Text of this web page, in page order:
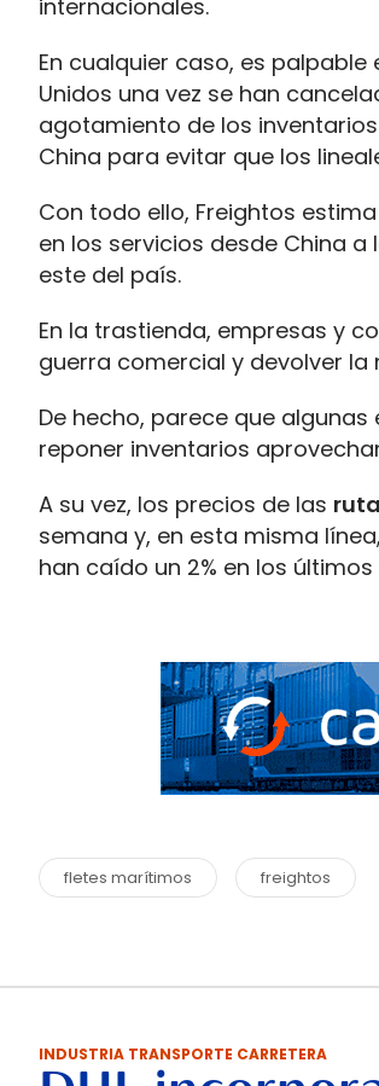
internacionales.
En cualquier caso, es palpable
Unidos una vez se han
agotamiento de los
China para evitar que los
Con todo ello, Freightos
en los servicios desde China
este del país.
En la trastienda, empresas y
guerra comercial y devolver
De hecho, parece que
reponer inventarios
A su vez, los precios de las
semana y, en esta misma
han caído un 2% en los
fletes marítimos freightos
INDUSTRIA TRANSPORTE CARRETERA